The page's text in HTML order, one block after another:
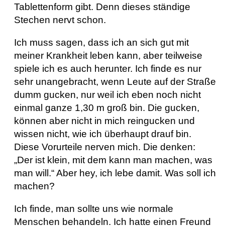
Tablettenform gibt. Denn dieses ständige
Stechen nervt schon.
Ich muss sagen, dass ich an sich gut mit
meiner Krankheit leben kann, aber teilweise
spiele ich es auch herunter. Ich finde es nur
sehr unangebracht, wenn Leute auf der Straße
dumm gucken, nur weil ich eben noch nicht
einmal ganze 1,30 m groß bin. Die gucken,
können aber nicht in mich reingucken und
wissen nicht, wie ich überhaupt drauf bin.
Diese Vorurteile nerven mich. Die denken:
„Der ist klein, mit dem kann man machen, was
man will.“ Aber hey, ich lebe damit. Was soll ich
machen?
Ich finde, man sollte uns wie normale
Menschen behandeln. Ich hatte einen Freund